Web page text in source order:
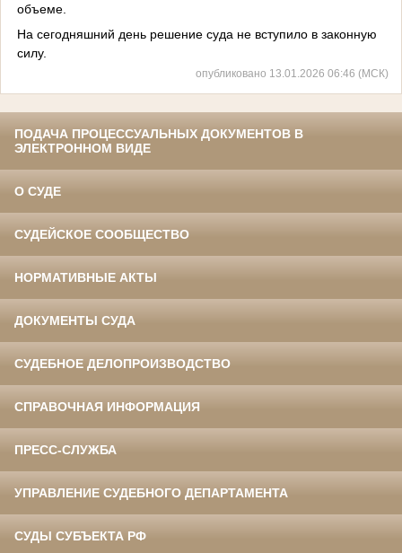
объеме.
На сегодняшний день решение суда не вступило в законную
силу.
опубликовано 13.01.2026 06:46 (МСК)
ПОДАЧА ПРОЦЕССУАЛЬНЫХ ДОКУМЕНТОВ В
ЭЛЕКТРОННОМ ВИДЕ
О СУДЕ
СУДЕЙСКОЕ СООБЩЕСТВО
НОРМАТИВНЫЕ АКТЫ
ДОКУМЕНТЫ СУДА
СУДЕБНОЕ ДЕЛОПРОИЗВОДСТВО
СПРАВОЧНАЯ ИНФОРМАЦИЯ
ПРЕСС-СЛУЖБА
УПРАВЛЕНИЕ СУДЕБНОГО ДЕПАРТАМЕНТА
СУДЫ СУБЪЕКТА РФ